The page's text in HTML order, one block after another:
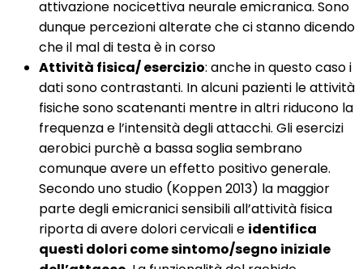
attivazione nocicettiva neurale emicranica. Sono
dunque percezioni alterate che ci stanno dicendo
che il mal di testa è in corso
Attività fisica/ esercizio: anche in questo caso i
dati sono contrastanti. In alcuni pazienti le attività
fisiche sono scatenanti mentre in altri riducono la
frequenza e l’intensità degli attacchi. Gli esercizi
aerobici purchè a bassa soglia sembrano
comunque avere un effetto positivo generale.
Secondo uno studio (Koppen 2013) la maggior
parte degli emicranici sensibili all’attività fisica
riporta di avere dolori cervicali e identifica
questi dolori come sintomo/segno iniziale